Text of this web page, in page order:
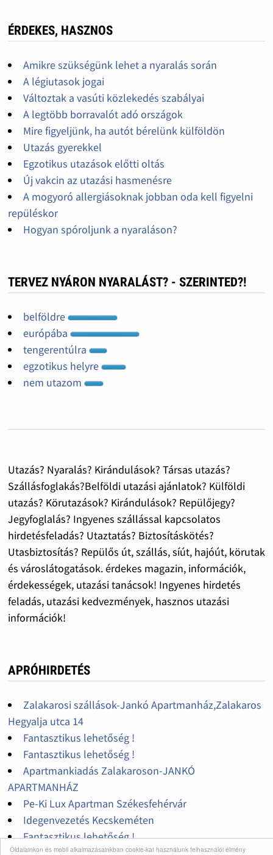
Oldalainkon és mobil alkalmazásainkban cookie-kat használunk felhasználói élmény
ÉRDEKES, HASZNOS
Amikre szükségünk lehet a nyaralás során
A légiutasok jogai
Változtak a vasúti közlekedés szabályai
A legtöbb borravalót adó országok
Mire figyeljünk, ha autót bérelünk külföldön
Utazás gyerekkel
Egzotikus utazások előtti oltás
Új vakcin az utazási hasmenésre
A mogyoró allergiásoknak jobban oda kell figyelni
repüléskor
Hogyan spóroljunk a nyaraláson?
TERVEZ NYÁRON NYARALÁST? - SZERINTED?!
belföldre
európába
tengerentúlra
egzotikus helyre
nem utazom
Utazás? Nyaralás? Kirándulások? Társas utazás?
Szállásfoglakás?Belföldi utazási ajánlatok? Külföldi
utazás? Körutazások? Kirándulások? Repülőjegy?
Jegyfoglalás? Ingyenes szállással kapcsolatos
hirdetésfeladás? Utaztatás? Biztosításkötés?
Utasbiztosítás? Repülős út, szállás, síút, hajóút, körutak
és városlátogatások. érdekes magazin, információk,
érdekességek, utazási tanácsok! Ingyenes hirdetés
feladás, utazási kedvezmények, hasznos utazási
információk!
APRÓHIRDETÉS
Zalakarosi szállások-Jankó Apartmanház,Zalakaros
Hegyalja utca 14
Fantasztikus lehetőség !
Fantasztikus lehetőség !
Apartmankiadás Zalakaroson-JANKÓ
APARTMANHÁZ
Pe-Ki Lux Apartman Székesfehérvár
Idegenvezetés Kecskeméten
Fantasztikus lehetőség !